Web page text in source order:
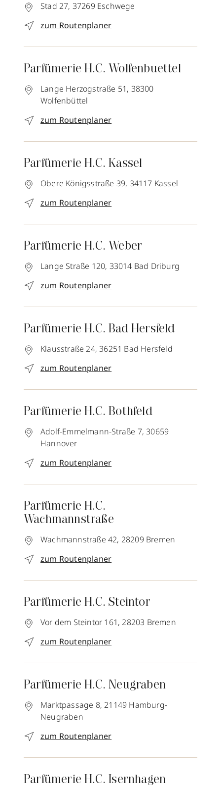
Stad 27, 37269 Eschwege
zum Routenplaner
Parfümerie H.C. Wolfenbuettel
Lange Herzogstraße 51, 38300
Wolfenbüttel
zum Routenplaner
Parfümerie H.C. Kassel
Obere Königsstraße 39, 34117 Kassel
zum Routenplaner
Parfümerie H.C. Weber
Lange Straße 120, 33014 Bad Driburg
zum Routenplaner
Parfümerie H.C. Bad Hersfeld
Klausstraße 24, 36251 Bad Hersfeld
zum Routenplaner
Parfümerie H.C. Bothfeld
Adolf-Emmelmann-Straße 7, 30659
Hannover
zum Routenplaner
Parfümerie H.C.
Wachmannstraße
Wachmannstraße 42, 28209 Bremen
zum Routenplaner
Parfümerie H.C. Steintor
Vor dem Steintor 161, 28203 Bremen
zum Routenplaner
Parfümerie H.C. Neugraben
Marktpassage 8, 21149 Hamburg-
Neugraben
zum Routenplaner
Parfümerie H.C. Isernhagen